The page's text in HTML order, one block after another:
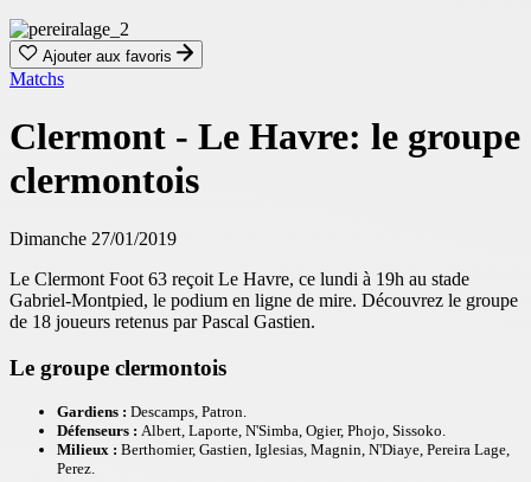
Ajouter aux favoris
Matchs
Clermont - Le Havre: le groupe
clermontois
Dimanche 27/01/2019
Le Clermont Foot 63 reçoit Le Havre, ce lundi à 19h au stade
Gabriel-Montpied, le podium en ligne de mire. Découvrez le groupe
de 18 joueurs retenus par Pascal Gastien.
Le groupe clermontois
Gardiens : Descamps, Patron.
Défenseurs : Albert, Laporte, N'Simba, Ogier, Phojo, Sissoko.
Milieux : Berthomier, Gastien, Iglesias, Magnin, N'Diaye, Pereira Lage,
Perez.